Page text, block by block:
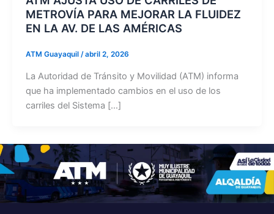
METROVÍA PARA MEJORAR LA FLUIDEZ
EN LA AV. DE LAS AMÉRICAS
ATM Guayaquil /abril 2, 2026
La Autoridad de Tránsito y Movilidad (ATM) informa
que ha implementado cambios en el uso de los
carriles del Sistema […]